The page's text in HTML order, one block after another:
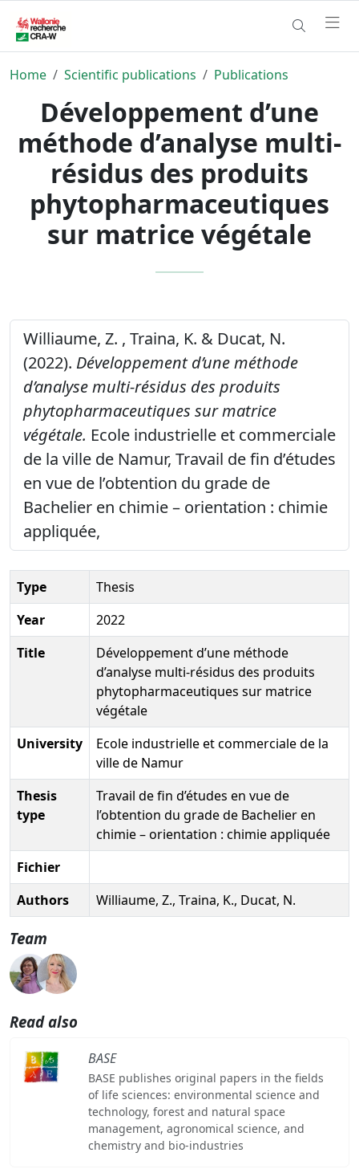
Home Scientific publications Publications
Développement d’une
méthode d’analyse multi-
résidus des produits
phytopharmaceutiques
sur matrice végétale
Williaume, Z. , Traina, K. & Ducat, N.
(2022). Développement d’une méthode
d’analyse multi-résidus des produits
phytopharmaceutiques sur matrice
végétale. Ecole industrielle et commerciale
de la ville de Namur, Travail de fin d’études
en vue de l’obtention du grade de
Bachelier en chimie – orientation : chimie
appliquée,
Type
Thesis
Year
2022
Title
Développement d’une méthode
d’analyse multi-résidus des produits
phytopharmaceutiques sur matrice
végétale
University
Ecole industrielle et commerciale de la
ville de Namur
Thesis
type
Travail de fin d’études en vue de
l’obtention du grade de Bachelier en
chimie – orientation : chimie appliquée
Fichier
Authors
Williaume, Z., Traina, K., Ducat, N.
Team
Read also
BASE
BASE publishes original papers in the fields
of life sciences: environmental science and
technology, forest and natural space
management, agronomical science, and
chemistry and bio-industries